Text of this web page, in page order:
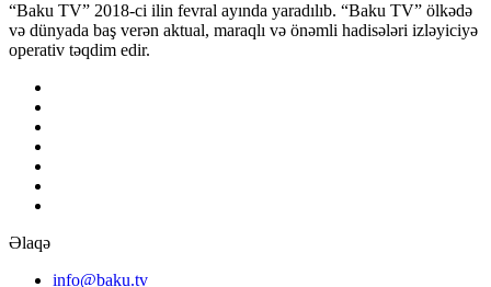
“Baku TV” 2018-ci ilin fevral ayında yaradılıb. “Baku TV” ölkədə
və dünyada baş verən aktual, maraqlı və önəmli hadisələri izləyiciyə
operativ təqdim edir.
Əlaqə
info@baku.tv